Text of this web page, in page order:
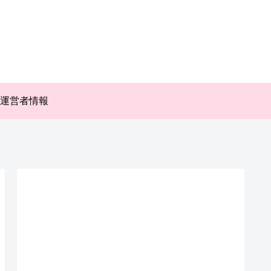
運営者情報